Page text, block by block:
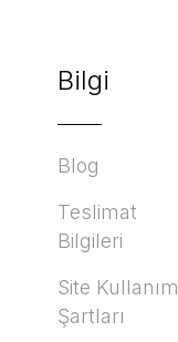
Bilgi
Blog
Teslimat
Bilgileri
Site Kullanım
Şartları